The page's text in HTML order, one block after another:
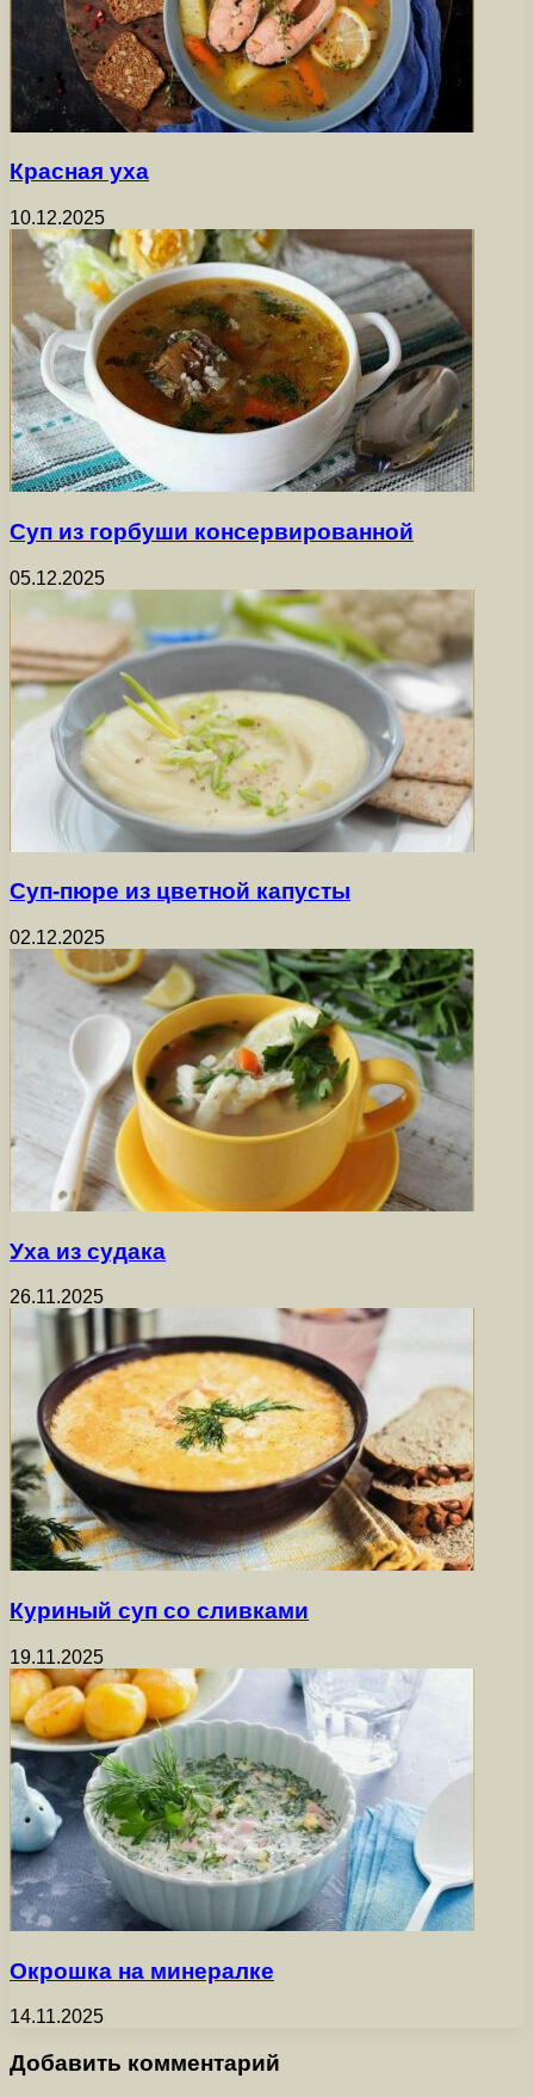
Красная уха
10.12.2025
Суп из горбуши консервированной
05.12.2025
Суп-пюре из цветной капусты
02.12.2025
Уха из судака
26.11.2025
Куриный суп со сливками
19.11.2025
Окрошка на минералке
14.11.2025
Добавить комментарий